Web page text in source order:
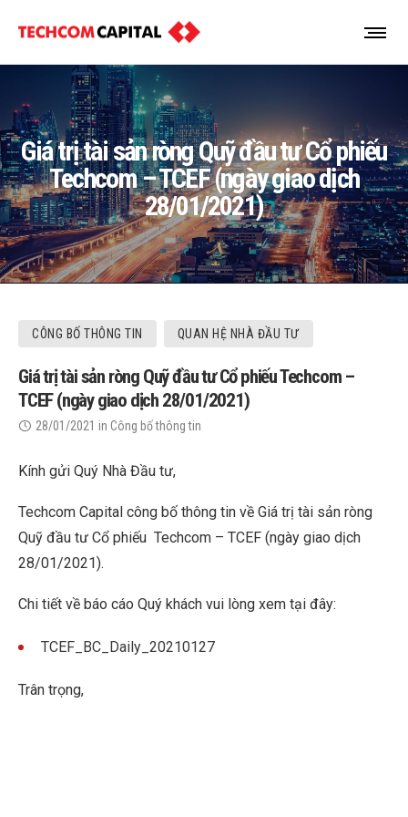
Giá trị tài sản ròng Quỹ đầu tư Cổ phiếu
Techcom – TCEF (ngày giao dịch
28/01/2021)
CÔNG BỐ THÔNG TIN QUAN HỆ NHÀ ĐẦU TƯ
Giá trị tài sản ròng Quỹ đầu tư Cổ phiếu Techcom –
TCEF (ngày giao dịch 28/01/2021)
28/01/2021 in Công bố thông tin
Kính gửi Quý Nhà Đầu tư,
Techcom Capital công bố thông tin về Giá trị tài sản ròng
Quỹ đầu tư Cổ phiếu Techcom – TCEF (ngày giao dịch
28/01/2021).
Chi tiết về báo cáo Quý khách vui lòng xem tại đây:
TCEF_BC_Daily_20210127
Trân trọng,